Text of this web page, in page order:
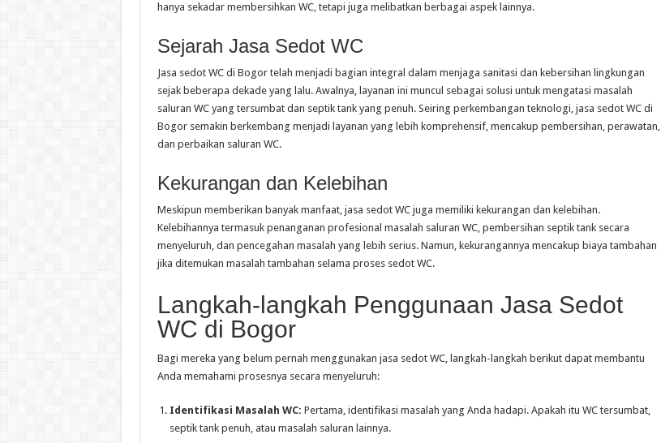
hanya sekadar membersihkan WC, tetapi juga melibatkan berbagai aspek lainnya.
Sejarah Jasa Sedot WC
Jasa sedot WC di Bogor telah menjadi bagian integral dalam menjaga sanitasi dan kebersihan lingkungan
sejak beberapa dekade yang lalu. Awalnya, layanan ini muncul sebagai solusi untuk mengatasi masalah
saluran WC yang tersumbat dan septik tank yang penuh. Seiring perkembangan teknologi, jasa sedot WC di
Bogor semakin berkembang menjadi layanan yang lebih komprehensif, mencakup pembersihan, perawatan,
dan perbaikan saluran WC.
Kekurangan dan Kelebihan
Meskipun memberikan banyak manfaat, jasa sedot WC juga memiliki kekurangan dan kelebihan.
Kelebihannya termasuk penanganan profesional masalah saluran WC, pembersihan septik tank secara
menyeluruh, dan pencegahan masalah yang lebih serius. Namun, kekurangannya mencakup biaya tambahan
jika ditemukan masalah tambahan selama proses sedot WC.
Langkah-langkah Penggunaan Jasa Sedot
WC di Bogor
Bagi mereka yang belum pernah menggunakan jasa sedot WC, langkah-langkah berikut dapat membantu
Anda memahami prosesnya secara menyeluruh:
Identifikasi Masalah WC: Pertama, identifikasi masalah yang Anda hadapi. Apakah itu WC tersumbat,
septik tank penuh, atau masalah saluran lainnya.